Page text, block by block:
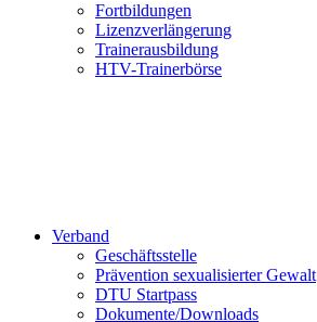
Fortbildungen
Lizenzverlängerung
Trainerausbildung
HTV-Trainerbörse
Verband
Geschäftsstelle
Prävention sexualisierter Gewalt
DTU Startpass
Dokumente/Downloads